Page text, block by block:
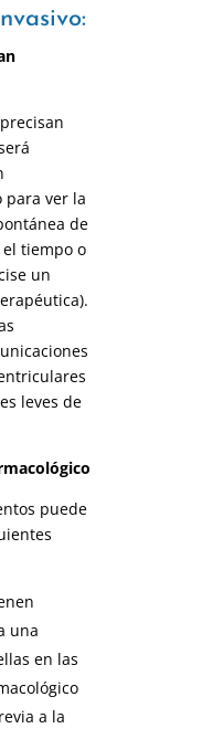
para ver la
de
tiempo o
un
leves de
puede
una
en las
a la